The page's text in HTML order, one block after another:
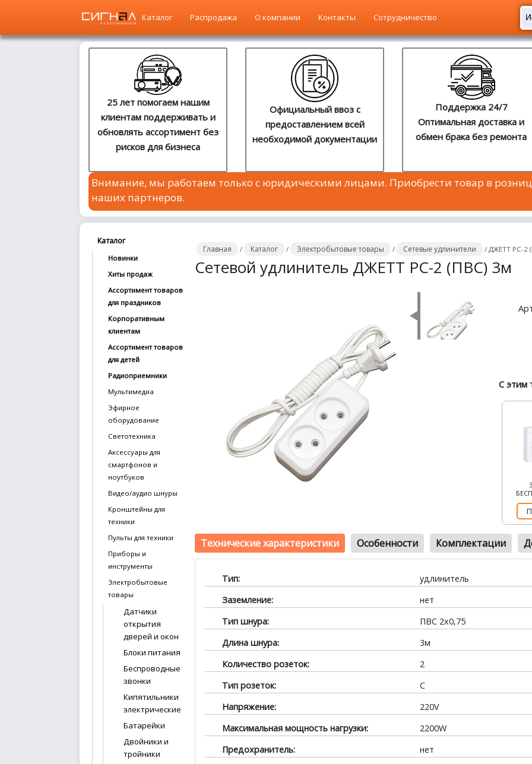
Сотрудничество
news@signalelectronics.ru
Каталог Распродажа О компании Контакты Сотрудничество
25 лет помогаем нашим
клиентам поддерживать и
обновлять ассортимент без
рисков для бизнеса
Официальный ввоз с
предоставлением всей
необходимой документации
Поддержка 24/7
Оптимальная доставка и
обмен брака без ремонта
Внимание, мы работаем только с юридическими лицами. Приобрести товар в
наших партнеров.
Главная / Каталог / Электробытовые товары / Сетевые удлинители / ДЖЕТТ РС-2
Сетевой удлинитель ДЖЕТТ РС-2 (ПВС) 3м
С этим
Технические характеристики Особенности Комплектации
Тип:
удлинитель
Заземление:
нет
Тип шнура:
ПВС 2x0,75
Длина шнура:
3м
Количество розеток:
2
Тип розеток:
С
Напряжение:
220V
Максимальная мощность нагрузки:
2200W
Предохранитель:
нет
Каталог
Новинки
Хиты продаж
Ассортимент товаров
для праздников
Корпоративным
клиентам
Ассортимент товаров
для детей
Радиоприемники
Мультимедиа
Эфирное
оборудование
Светотехника
Аксессуары для
смартфонов и
ноутбуков
Видео/аудио шнуры
Кронштейны для
техники
Пульты для техники
Приборы и
инструменты
Электробытовые
товары
Датчики
открытия
дверей и окон
Блоки питания
Беспроводные
звонки
Кипятильники
электрические
Батарейки
Двойники и
тройники